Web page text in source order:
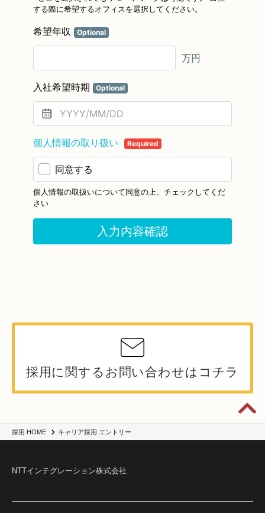
採用 HOME キャリア採用 エントリー
採用に関するお問い合わせはコチラ
NTTインテグレーション株式会社